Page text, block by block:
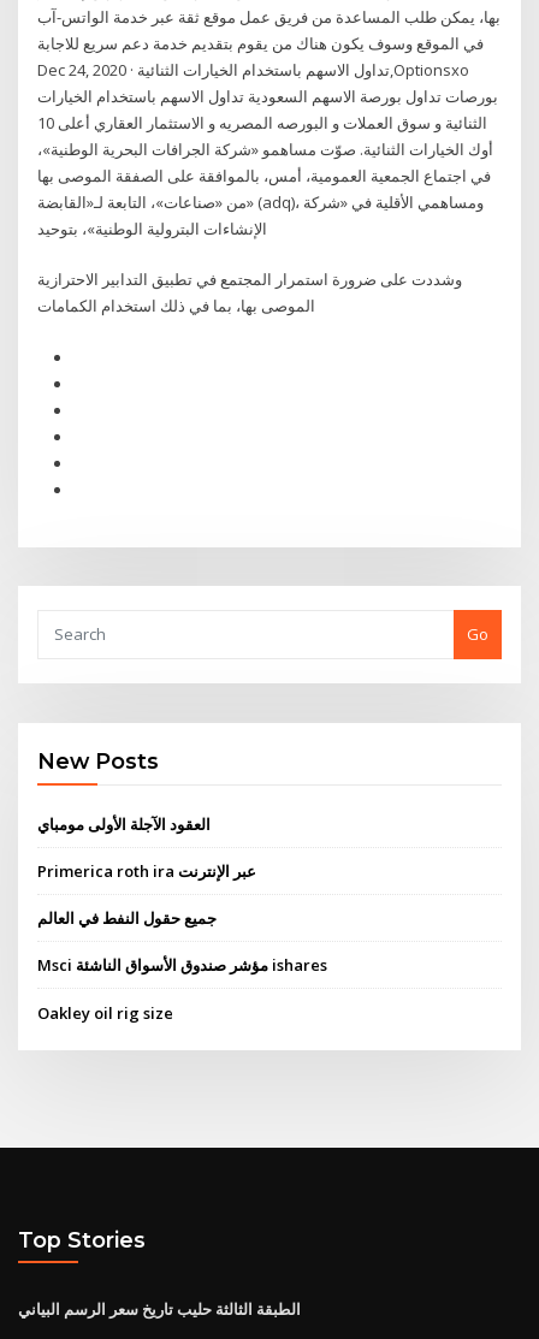
بها، يمكن طلب المساعدة من فريق عمل موقع ثقة عبر خدمة الواتس-آب
في الموقع وسوف يكون هناك من يقوم بتقديم خدمة دعم سريع للاجابة
Dec 24, 2020 · تداول الاسهم باستخدام الخيارات الثنائية,Optionsxo
بورصات تداول بورصة الاسهم السعودية تداول الاسهم باستخدام الخيارات
الثنائية و سوق العملات و البورصه المصريه و الاستثمار العقاري أعلى 10
أوك الخيارات الثنائية. صوّت مساهمو «شركة الجرافات البحرية الوطنية»،
في اجتماع الجمعية العمومية، أمس، بالموافقة على الصفقة الموصى بها
من «صناعات»، التابعة لـ«القابضة» (adq)، ومساهمي الأقلية في «شركة
الإنشاءات البترولية الوطنية»، بتوحيد
وشددت على ضرورة استمرار المجتمع في تطبيق التدابير الاحترازية
الموصى بها، بما في ذلك استخدام الكمامات
Go
New Posts
العقود الآجلة الأولى مومباي
Primerica roth ira عبر الإنترنت
جميع حقول النفط في العالم
Msci مؤشر صندوق الأسواق الناشئة ishares
Oakley oil rig size
Top Stories
الطبقة الثالثة حليب تاريخ سعر الرسم البياني